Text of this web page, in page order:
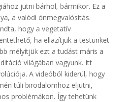
jutni bárhol, bármikor. Ez a
a valódi önmegvalósítás.
hogy a vegetatív
ha ellazítjuk a testünket
mélyítjük ezt a tudást máris a
világában vagyunk. Itt
A videóból kiderül, hogy
túli birodalomhoz eljutni,
problémákon. Így tehetünk